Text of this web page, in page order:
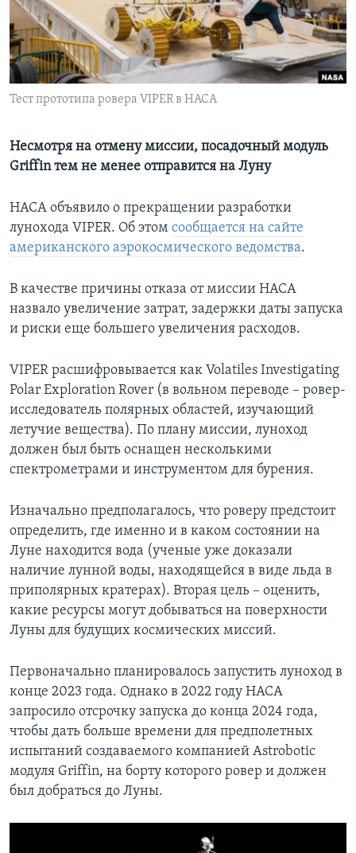
Learning English
СОЦИАЛЬНЫЕ СЕТИ
Языки
Тест прототипа ровера VIPER в НАСА
Несмотря на отмену миссии, посадочный модуль
Griffin тем не менее отправится на Луну
НАСА объявило о прекращении разработки
лунохода VIPER. Об этом сообщается на сайте
американского аэрокосмического ведомства.
В качестве причины отказа от миссии НАСА
назвало увеличение затрат, задержки даты запуска
и риски еще большего увеличения расходов.
VIPER расшифровывается как Volatiles Investigating
Polar Exploration Rover (в вольном переводе – ровер-
исследователь полярных областей, изучающий
летучие вещества). По плану миссии, луноход
должен был быть оснащен несколькими
спектрометрами и инструментом для бурения.
Изначально предполагалось, что роверу предстоит
определить, где именно и в каком состоянии на
Луне находится вода (ученые уже доказали
наличие лунной воды, находящейся в виде льда в
приполярных кратерах). Вторая цель – оценить,
какие ресурсы могут добываться на поверхности
Луны для будущих космических миссий.
Первоначально планировалось запустить луноход в
конце 2023 года. Однако в 2022 году НАСА
запросило отсрочку запуска до конца 2024 года,
чтобы дать больше времени для предполетных
испытаний создаваемого компанией Astrobotic
модуля Griffin, на борту которого ровер и должен
был добраться до Луны.